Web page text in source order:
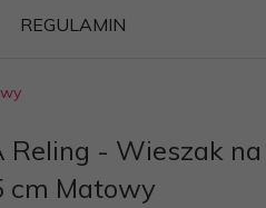
REGULAMIN
Reling - Wieszak na
cm Matowy